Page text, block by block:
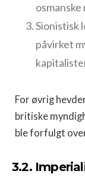
osmanske
Sionistisk
påvirket
For øvrig
britiske
ble forfulgt
3.2.